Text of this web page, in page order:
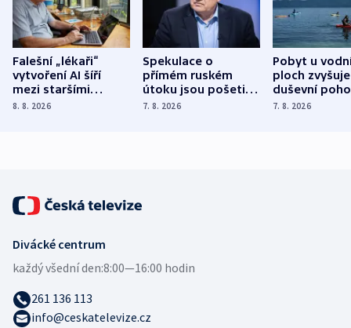
Falešní „lékaři“
vytvoření AI šíří
mezi staršími
Poláky nebezpečné
8. 8. 2026
Spekulace o
přímém ruském
útoku jsou pošetilé,
míní estonský
7. 8. 2026
Pobyt u
ploch zvyšuje
duševní
ukázala
7. 8. 2026
Divácké centrum
každý všední den:8:00—16:00 hodin
261 136 113
info@ceskatelevize.cz